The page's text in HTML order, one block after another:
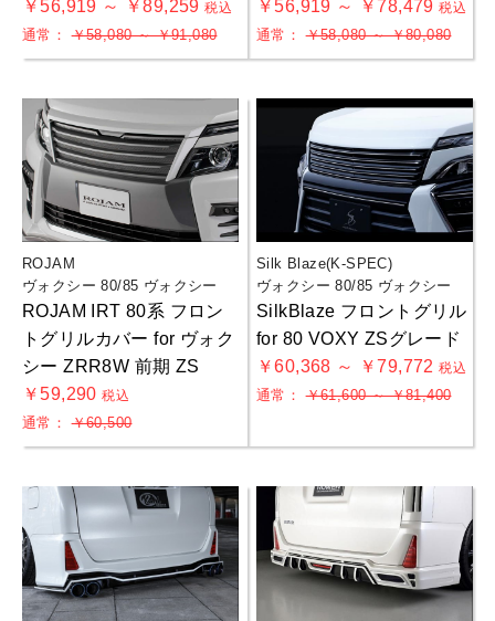
￥56,919 ～ ￥89,259税込
通常：￥58,080 ～ ￥91,080
￥56,919 ～ ￥78,479税込
通常：￥58,080 ～ ￥80,080
ROJAM
ヴォクシー 80/85 ヴォクシー
ROJAM IRT 80系 フロン
トグリルカバー for ヴォク
シー ZRR8W 前期 ZS
￥59,290税込
通常：￥60,500
Silk Blaze(K-SPEC)
ヴォクシー 80/85 ヴォクシー
SilkBlaze フロントグリル
for 80 VOXY ZSグレード
￥60,368 ～ ￥79,772税込
通常：￥61,600 ～ ￥81,400
お買物を続ける カートへ進む